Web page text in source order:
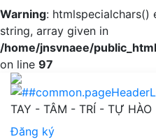
Warning: htmlspecialchars()
string, array given in
/home/jnsvnaee/
on line 97
Thái độ về giáo dục kỹ
TAY - TÂM - TRÍ - TỰ HÀO
Đăng ký